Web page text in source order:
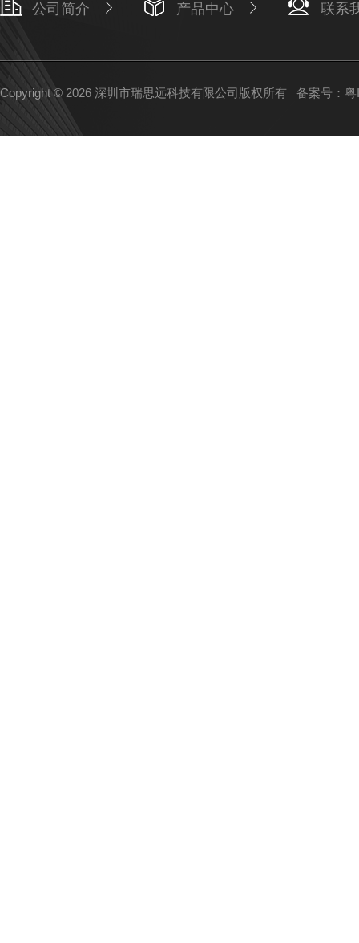
公司简介 产品中心 联系
Copyright © 2026 深圳市瑞思远科技有限公司版权所有 备案号：